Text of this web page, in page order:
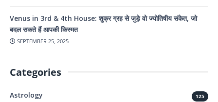
Venus in 3rd & 4th House: शुक्र ग्रह से जुड़े वो ज्योतिषीय संकेत, जो
बदल सकते हैं आपकी किस्मत
SEPTEMBER 25, 2025
Categories
Astrology 125